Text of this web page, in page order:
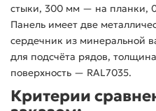
стыки, 300 мм — на планки,
Панель имеет две
сердечник из минеральной
для подсчёта рядов,
поверхность — RAL7035.
Критерии